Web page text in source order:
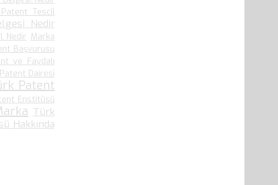
Tescil
Nedir
Nedir Marka
Başvurusu
ve Faydalı
Dairesi
Patent
Enstitüsü
Türk
Hakkında